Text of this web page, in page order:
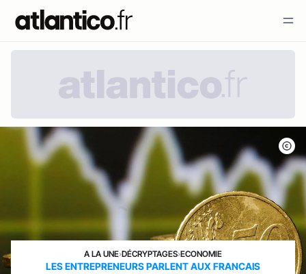
A LA UNE›DÉCRYPTAGES›ECONOMIE
LES ENTREPRENEURS PARLENT AUX FRANCAIS